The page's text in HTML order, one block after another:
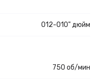
012-010" дюйм
750 об/мин